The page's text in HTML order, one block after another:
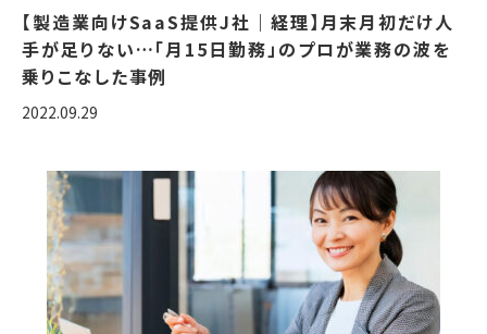
【製造業向けSaaS提供J社｜経理】月末月初だけ人
手が足りない…「月15日勤務」のプロが業務の波を
乗りこなした事例
2022.09.29